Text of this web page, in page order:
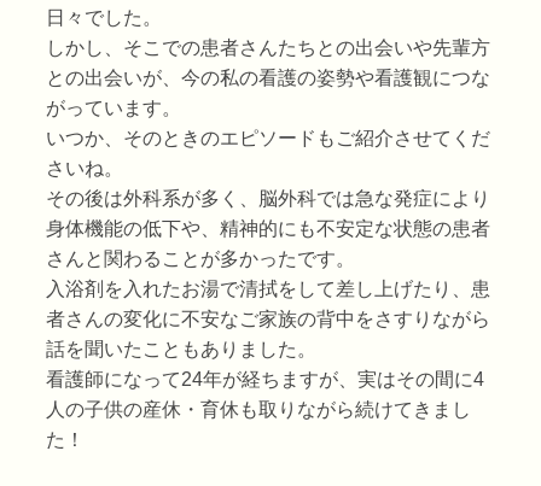
日々でした。
しかし、そこでの患者さんたちとの出会いや先輩方
との出会いが、今の私の看護の姿勢や看護観につな
がっています。
いつか、そのときのエピソードもご紹介させてくだ
さいね。
その後は外科系が多く、脳外科では急な発症により
身体機能の低下や、精神的にも不安定な状態の患者
さんと関わることが多かったです。
入浴剤を入れたお湯で清拭をして差し上げたり、患
者さんの変化に不安なご家族の背中をさすりながら
話を聞いたこともありました。
看護師になって24年が経ちますが、実はその間に4
人の子供の産休・育休も取りながら続けてきまし
た！